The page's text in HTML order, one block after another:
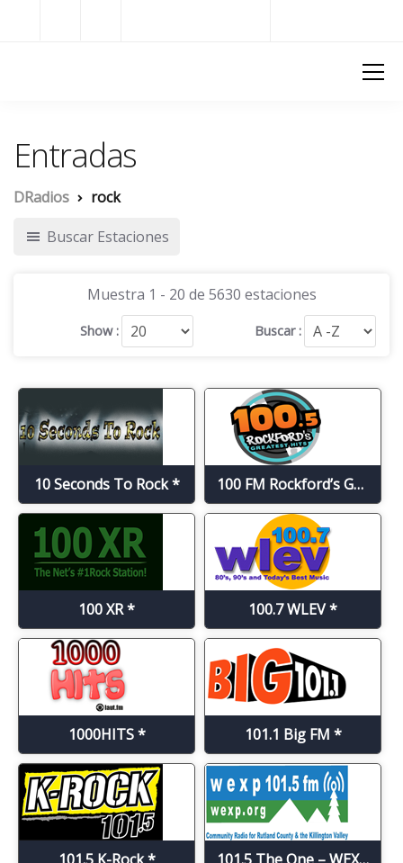
Entradas
DRadios
rock
Buscar Estaciones
Muestra 1 - 20 de 5630 estaciones
Show : Buscar :
10 Seconds To Rock * 100 FM Rockford’s Greatest Hits *
100 XR * 100.7 WLEV *
1000HITS * 101.1 Big FM *